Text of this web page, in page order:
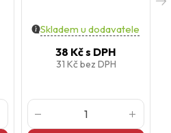
Skladem u dodavatele
38 Kčs DPH
31 Kčbez DPH